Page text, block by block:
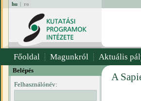
hu | ro
Főoldal Magunkról Aktuális
Belépés
Felhasználónév:
A